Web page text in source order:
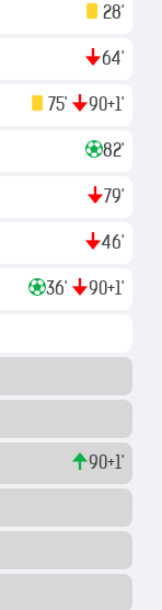
28'
64'
75' 90+1'
82'
79'
46'
36' 90+1'
90+1'